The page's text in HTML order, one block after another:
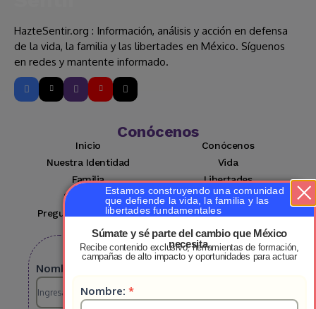
HazteSentir.org : Información, análisis y acción en defensa
de la vida, la familia y las libertades en México. Síguenos
en redes y mantente informado.
Conócenos
Inicio
Conócenos
Nuestra Identidad
Vida
Familia
Libertades
Suscríbete
Mi cuenta
Preguntas Frecuentes
Contacto
Suscribete a nuestro boletin
Suscripcion
HS
Nombre:
Estamos construyendo una comunidad
que defiende la vida, la familia y las
libertades fundamentales
Súmate y sé parte del cambio que México
necesita.
Recibe contenido exclusivo, herramientas de formación,
campañas de alto impacto y oportunidades para actuar
Suscripcion
Nombre: *